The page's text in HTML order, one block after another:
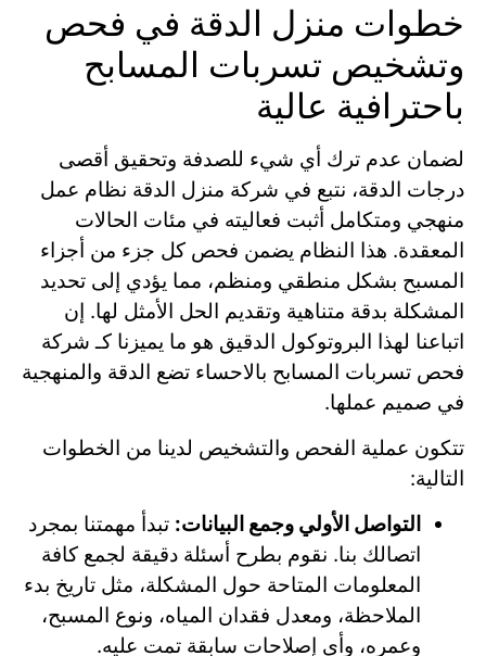
خطوات منزل الدقة في فحص
وتشخيص تسربات المسابح
باحترافية عالية
لضمان عدم ترك أي شيء للصدفة وتحقيق أقصى
درجات الدقة، نتبع في شركة منزل الدقة نظام عمل
منهجي ومتكامل أثبت فعاليته في مئات الحالات
المعقدة. هذا النظام يضمن فحص كل جزء من أجزاء
المسبح بشكل منطقي ومنظم، مما يؤدي إلى تحديد
المشكلة بدقة متناهية وتقديم الحل الأمثل لها. إن
اتباعنا لهذا البروتوكول الدقيق هو ما يميزنا كـ شركة
فحص تسربات المسابح بالاحساء تضع الدقة والمنهجية
في صميم عملها.
تتكون عملية الفحص والتشخيص لدينا من الخطوات
التالية:
التواصل الأولي وجمع البيانات: تبدأ مهمتنا بمجرد
اتصالك بنا. نقوم بطرح أسئلة دقيقة لجمع كافة
المعلومات المتاحة حول المشكلة، مثل تاريخ بدء
الملاحظة، ومعدل فقدان المياه، ونوع المسبح،
وعمره، وأي إصلاحات سابقة تمت عليه.